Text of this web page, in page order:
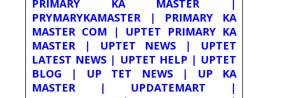
PRIMARY KA MASTER |
PRYMARYKAMASTER | PRIMARY KA
MASTER COM | UPTET PRIMARY KA
MASTER | UPTET NEWS | UPTET
LATEST NEWS | UPTET HELP | UPTET
BLOG | UP TET NEWS | UP KA
MASTER | UPDATEMART |